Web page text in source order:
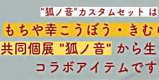
"​狐ノ音"カスタムセット は
もちや幸こうぼう・きむ
共同個展 "狐ノ音" から
コラボアイテムです